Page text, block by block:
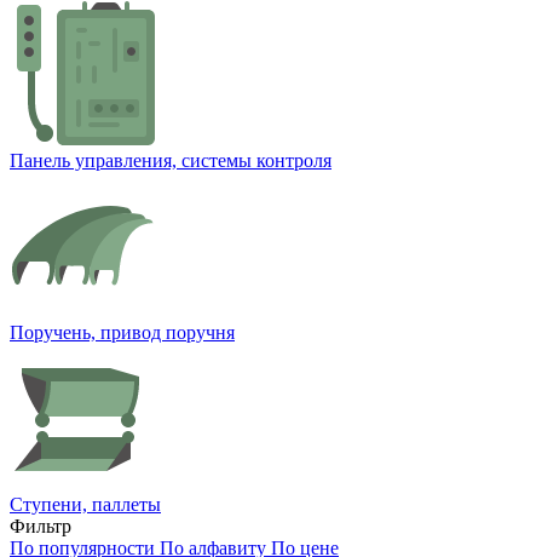
Панель управления, системы контроля
Поручень, привод поручня
Ступени, паллеты
Фильтр
По популярности По алфавиту По цене